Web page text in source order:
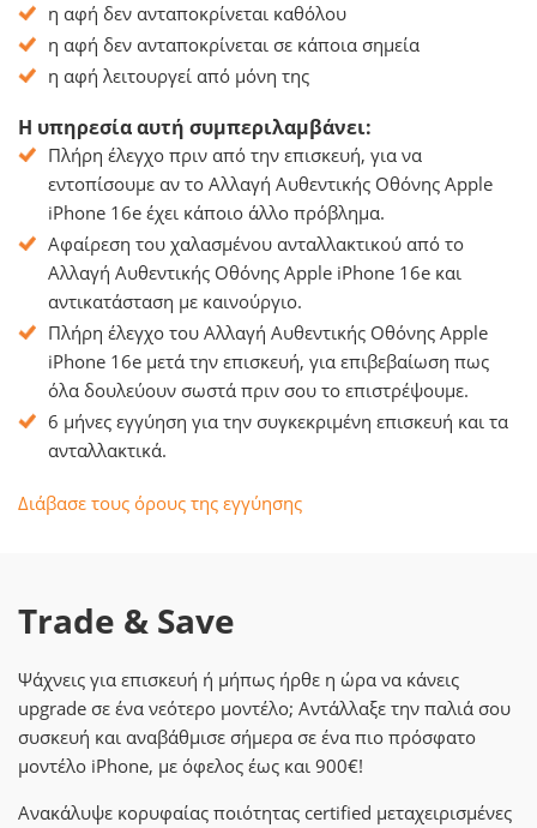
η αφή δεν ανταποκρίνεται καθόλου
η αφή δεν ανταποκρίνεται σε κάποια σημεία
η αφή λειτουργεί από μόνη της
Η υπηρεσία αυτή συμπεριλαμβάνει:
Πλήρη έλεγχο πριν από την επισκευή, για να
εντοπίσουμε αν το Αλλαγή Αυθεντικής Οθόνης Apple
iPhone 16e έχει κάποιο άλλο πρόβλημα.
Αφαίρεση του χαλασμένου ανταλλακτικού από το
Αλλαγή Αυθεντικής Οθόνης Apple iPhone 16e και
αντικατάσταση με καινούργιο.
Πλήρη έλεγχο του Αλλαγή Αυθεντικής Οθόνης Apple
iPhone 16e μετά την επισκευή, για επιβεβαίωση πως
όλα δουλεύουν σωστά πριν σου το επιστρέψουμε.
6 μήνες εγγύηση για την συγκεκριμένη επισκευή και τα
ανταλλακτικά.
Διάβασε τους όρους της εγγύησης
Trade & Save
Ψάχνεις για επισκευή ή μήπως ήρθε η ώρα να κάνεις
upgrade σε ένα νεότερο μοντέλο; Αντάλλαξε την παλιά σου
συσκευή και αναβάθμισε σήμερα σε ένα πιο πρόσφατο
μοντέλο iPhone, με όφελος έως και 900€!
Ανακάλυψε κορυφαίας ποιότητας certified μεταχειρισμένες